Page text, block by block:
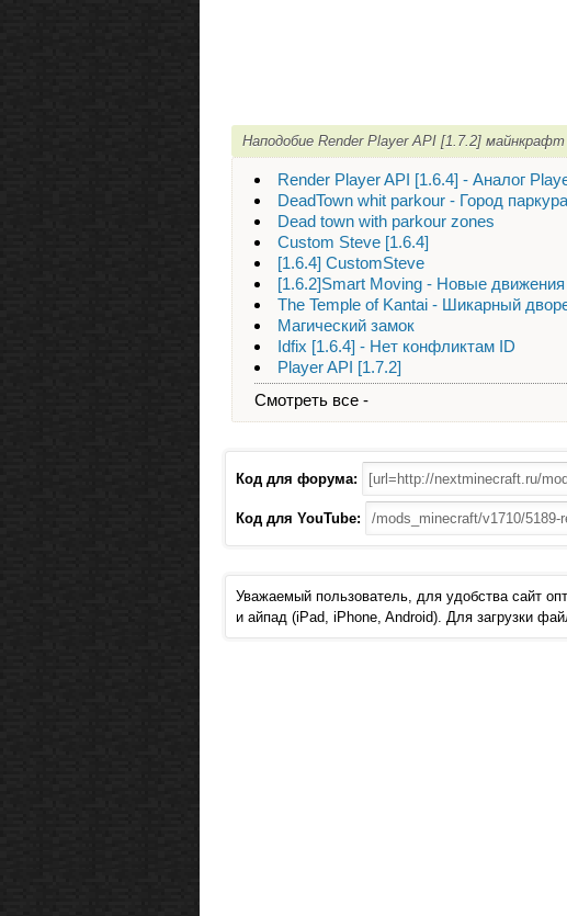
Наподобие Render Player API [1.7.2]
Render Player API [1.6.4] - Аналог
DeadTown whit parkour - Город паркура
Dead town with parkour zones
Custom Steve [1.6.4]
[1.6.4] CustomSteve
[1.6.2]Smart Moving - Новые движения
The Temple of Kantai - Шикарный
Магический замок
Idfix [1.6.4] - Нет конфликтам ID
Player API [1.7.2]
Смотреть все -
Код для форума:
Код для YouTube:
Уважаемый пользователь, для удобства сайт
и айпад (iPad, iPhone, Android). Для загрузки